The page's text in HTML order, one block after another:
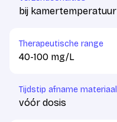
bij kamertemperatuur
Therapeutische range
40-100 mg/L
Tijdstip afname materiaal
vóór dosis